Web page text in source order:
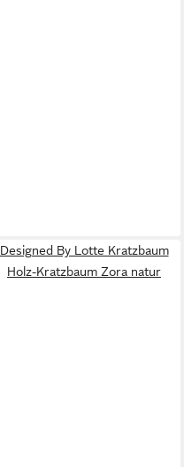
Designed By Lotte Kratzbaum
Holz-Kratzbaum Zora natur